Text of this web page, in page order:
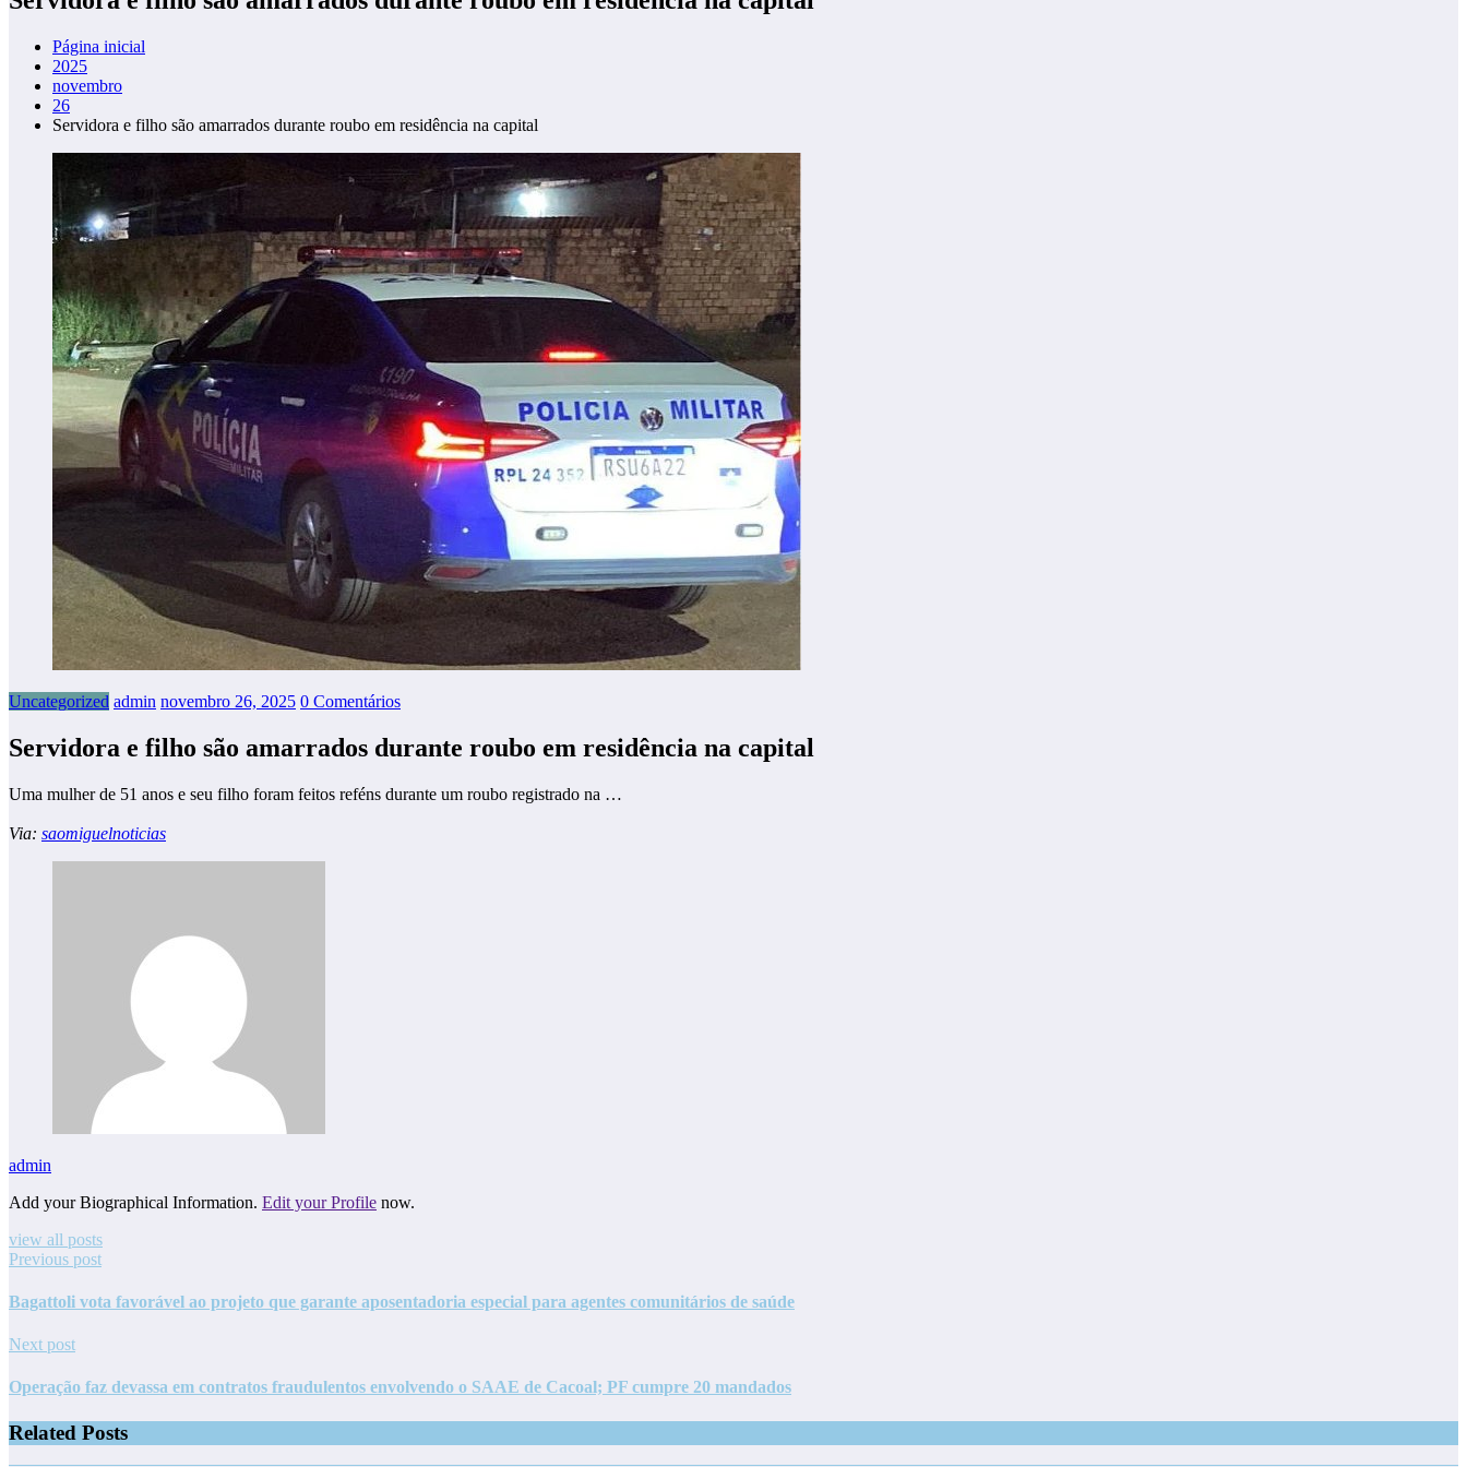
Página inicial
2025
novembro
26
Servidora e filho são amarrados durante roubo em residência na capital
Uncategorized admin novembro 26, 2025 0 Comentários
Servidora e filho são amarrados durante roubo em residência na capital
Uma mulher de 51 anos e seu filho foram feitos reféns durante um roubo registrado na …
Via: saomiguelnoticias
admin
Add your Biographical Information. Edit your Profile now.
view all posts
Previous post
Bagattoli vota favorável ao projeto que garante aposentadoria especial para agentes comunitários de saúde
Next post
Operação faz devassa em contratos fraudulentos envolvendo o SAAE de Cacoal; PF cumpre 20 mandados
Related Posts